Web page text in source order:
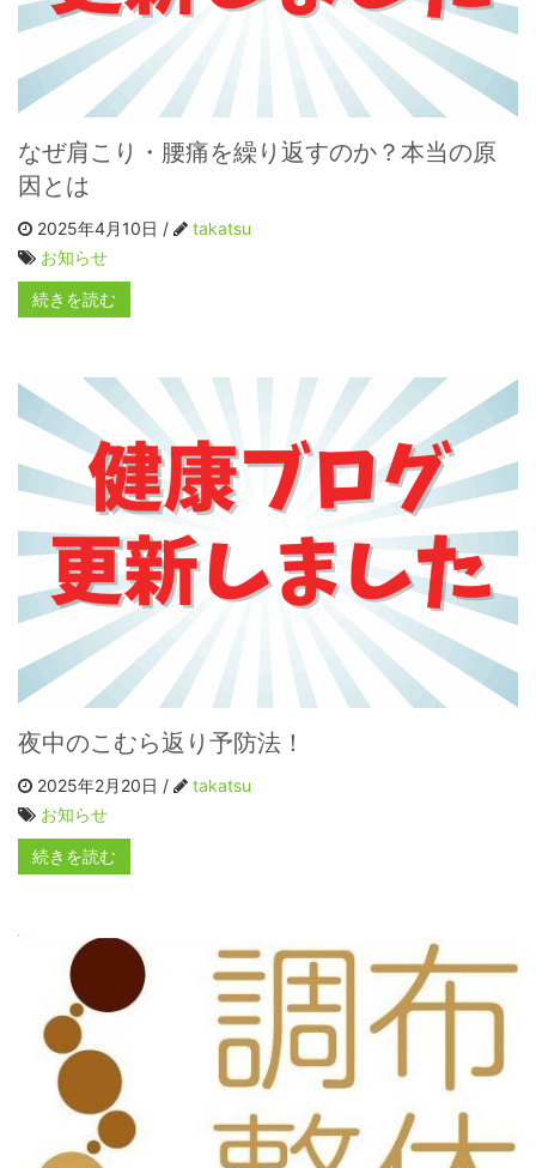
なぜ肩こり・腰痛を繰り返すのか？本当の原
因とは
2025年4月10日 /
takatsu
お知らせ
続きを読む
夜中のこむら返り予防法！
2025年2月20日 /
takatsu
お知らせ
続きを読む